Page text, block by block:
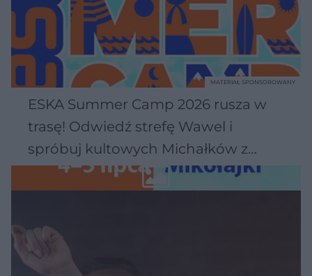
ESKA Summer Camp 2026 rusza w
trasę! Odwiedź strefę Wawel i
spróbuj kultowych Michałków z
Wawelu
MATERIAŁ SPONSOROWANY